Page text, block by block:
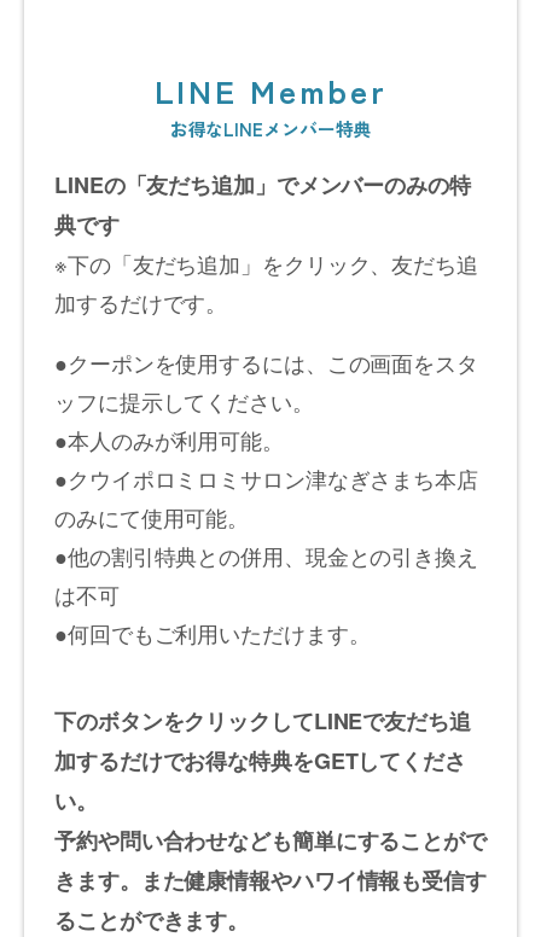
LINE Member
お得なLINEメンバー特典
LINEの「友だち追加」でメンバーのみの特
典です
※下の「友だち追加」をクリック、友だち追
加するだけです。
●クーポンを使用するには、この画面をスタ
ッフに提示してください。
●本人のみが利用可能。
●クウイポロミロミサロン津なぎさまち本店
のみにて使用可能。
●他の割引特典との併用、現金との引き換え
は不可
●何回でもご利用いただけます。
下のボタンをクリックしてLINEで友だち追
加するだけでお得な特典をGETしてくださ
い。
予約や問い合わせなども簡単にすることがで
きます。また健康情報やハワイ情報も受信す
ることができます。